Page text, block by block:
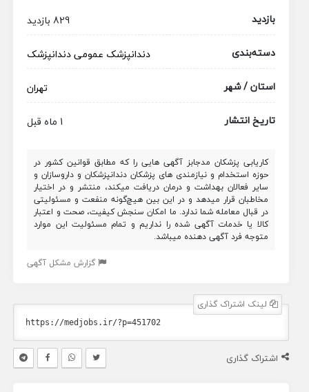
بازدید
829 بازدید
دسته‌بندی
دندانپزشک عمومیدندانپزشک
استان / شهر
تهران
تاریخ انتشار
1 ماه قبل
کاریابی پزشکان مدجابز آگهی هایی را که مطابق قوانین کشور در
حوزه استخدام و نیازمندی های پزشکان دندانپزشکان و داروسازان و
سایر فعالان بهداشت و درمان دریافت میکند، منتشر و در اختیار
مخاطبان قرار میدهد و در این بین هیچ‌گونه منفعت و مسئولیتی
در قبال معامله شما ندارد. ما امکان سنجش کیفیت، صحت و اعتبار
کالا یا خدمات آگهی شده را نداریم و تمام مسئولیت این موارد
متوجه فرد آگهی دهنده میباشد.
گزارش مشکل آگهی
لینک اشتراک گذاری
اشتراک گذاری